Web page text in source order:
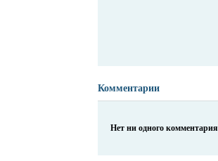
Комментарии
Нет ни одного комментария